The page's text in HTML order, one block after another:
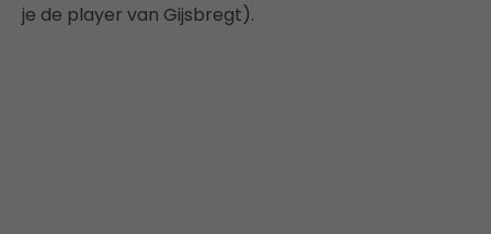
je de player van Gijsbregt).